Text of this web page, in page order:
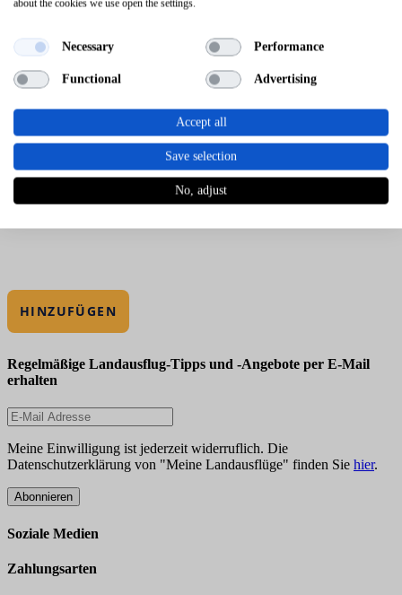
HINZUFÜGEN
Regelmäßige Landausflug-Tipps und -Angebote per E-Mail
erhalten
Meine Einwilligung ist jederzeit widerruflich. Die
Datenschutzerklärung von "Meine Landausflüge" finden Sie hier.
Abonnieren
Soziale Medien
Zahlungsarten
about the cookies we use open the settings.
Necessary Performance
Functional Advertising
Accept all
Save selection
No, adjust